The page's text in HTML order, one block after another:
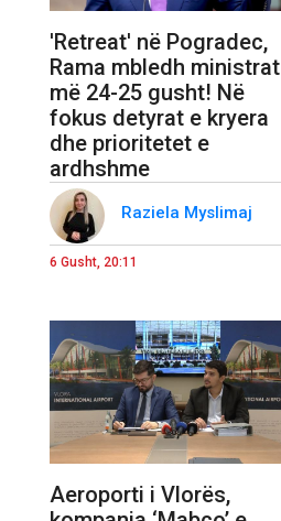
'Retreat' në Pogradec,
Rama mbledh ministrat
më 24-25 gusht! Në
fokus detyrat e kryera
dhe prioritetet e
ardhshme
Raziela Myslimaj
6 Gusht, 20:11
Aeroporti i Vlorës,